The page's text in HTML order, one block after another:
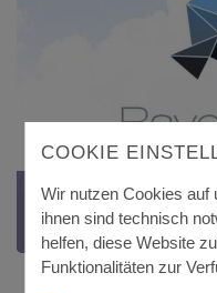
ENERGIE-ATLAS
Link zum Energie-Atlas
COOKIE
Wir nutzen Cookies auf
ihnen sind technisch
helfen, diese Website
Funktionalitäten zur